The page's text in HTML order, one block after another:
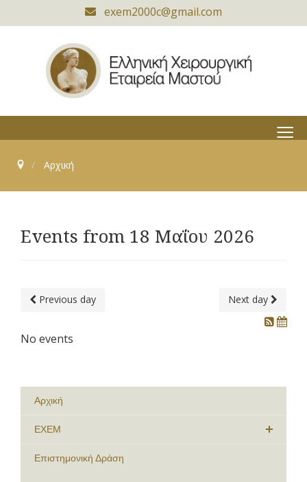
exem2000c@gmail.com
≡
Αρχική
Events from 18 Μαΐου 2026
Previous day Next day
No events
Αρχική
ΕΧΕΜ
Επιστημονική Δράση